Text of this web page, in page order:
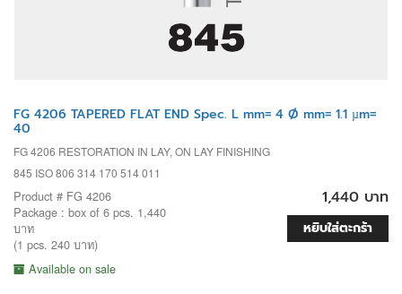
FG 4206 TAPERED FLAT END Spec. L mm= 4 Ø mm= 1.1 µm=
40
FG 4206 RESTORATION IN LAY, ON LAY FINISHING
845 ISO 806 314 170 514 011
Product # FG 4206
Package : box of 6 pcs. 1,440
บาท
(1 pcs. 240 บาท)
Available on sale
1,440 บาท
หยิบใส่ตะกร้า